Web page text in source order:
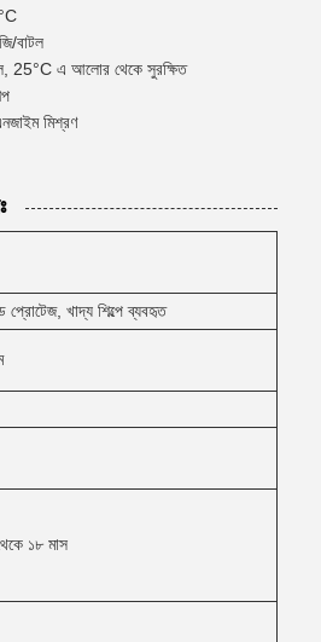
বাটল
25°C এ আলোর থেকে সুরক্ষিত
মিশ্রণ
খাদ্য শিল্পে ব্যবহৃত
১৮ মাস